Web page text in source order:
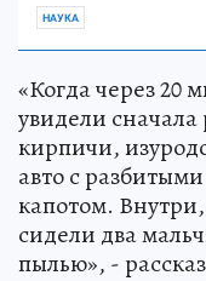
НАУКА
«Когда через 20
увидели
кирпичи,
авто с
капотом.
сидели два
пылью», -